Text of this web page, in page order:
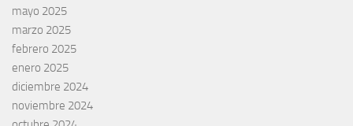
mayo 2025
marzo 2025
febrero 2025
enero 2025
diciembre 2024
noviembre 2024